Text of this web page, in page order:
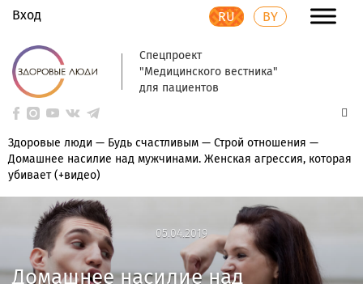
Вход RU BY
Спецпроект
"Медицинского вестника"
для пациентов
Здоровые люди — Будь счастливым — Строй отношения —
Домашнее насилие над мужчинами. Женская агрессия, которая
убивает (+видео)
05.04.2019
05.04.2019
Домашнее насилие над